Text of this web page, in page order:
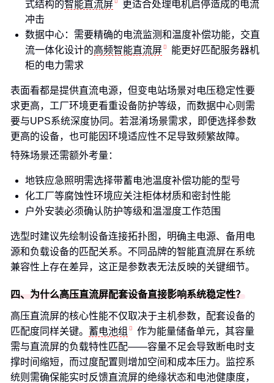
式结构的智能直流屏
更适合处理电机启停造成的电流
冲击
数据中心：需要精确的电流监测和温度补偿功能，交直
流一体化设计的高频智能直流屏
能更好匹配服务器机
柜的电力需求
表面看都是提供直流电源，但变电站场景对电压稳定性要
求更高，工厂环境更看重设备防护等级，而数据中心则需
要与UPS系统深度协同。若混淆场景需求，即便选择参数
更高的设备，也可能因环境适应性不足导致频繁故障。
特殊场景还需额外考量：
地铁应急照明需选择带蓄电池温度补偿功能的型号
化工厂等腐蚀性环境应关注柜体材质和密封性能
户外安装必须确认防护等级和温湿度工作范围
选型时建议先绘制设备连接拓扑图，明确主电源、备用电
源和负载设备的匹配关系。不同品牌的智能直流屏在系统
兼容性上存在差异，这正是参数表无法反映的关键细节。
四、为什么高压直流屏配套设备直接影响系统稳定性？
高压直流屏的核心性能不仅取决于主机参数，配套设备的
匹配度同样关键。 蓄电池组
作为能量储备单元，其容量
需与直流屏的负载特性匹配——容量不足会导致断电时支
撑时间缩短，而过度配置则增加空间和成本压力。监控系
统则需确保能实时反馈直流屏的绝缘状态和电池健康度，